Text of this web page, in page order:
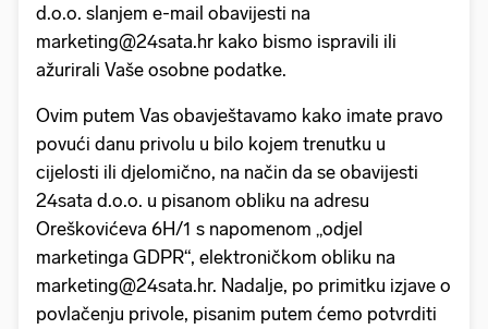
d.o.o. slanjem e-mail obavijesti na
marketing@24sata.hr kako bismo ispravili ili
ažurirali Vaše osobne podatke.
Ovim putem Vas obavještavamo kako imate pravo
povući danu privolu u bilo kojem trenutku u
cijelosti ili djelomično, na način da se obavijesti
24sata d.o.o. u pisanom obliku na adresu
Oreškovićeva 6H/1 s napomenom „odjel
marketinga GDPR“, elektroničkom obliku na
marketing@24sata.hr. Nadalje, po primitku izjave o
povlačenju privole, pisanim putem ćemo potvrditi